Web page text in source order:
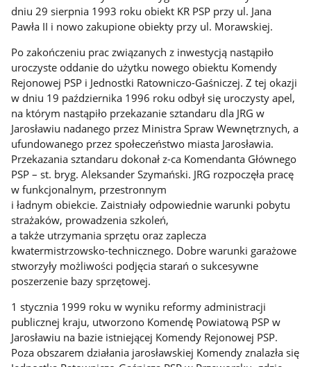
dniu 29 sierpnia 1993 roku obiekt KR PSP przy ul. Jana
Pawła II i nowo zakupione obiekty przy ul. Morawskiej.
Po zakończeniu prac związanych z inwestycją nastąpiło
uroczyste oddanie do użytku nowego obiektu Komendy
Rejonowej PSP i Jednostki Ratowniczo-Gaśniczej. Z tej okazji
w dniu 19 października 1996 roku odbył się uroczysty apel,
na którym nastąpiło przekazanie sztandaru dla JRG w
Jarosławiu nadanego przez Ministra Spraw Wewnętrznych, a
ufundowanego przez społeczeństwo miasta Jarosławia.
Przekazania sztandaru dokonał z-ca Komendanta Głównego
PSP – st. bryg. Aleksander Szymański. JRG rozpoczęła pracę
w funkcjonalnym, przestronnym
i ładnym obiekcie. Zaistniały odpowiednie warunki pobytu
strażaków, prowadzenia szkoleń,
a także utrzymania sprzętu oraz zaplecza
kwatermistrzowsko-technicznego. Dobre warunki garażowe
stworzyły możliwości podjęcia starań o sukcesywne
poszerzenie bazy sprzętowej.
1 stycznia 1999 roku w wyniku reformy administracji
publicznej kraju, utworzono Komendę Powiatową PSP w
Jarosławiu na bazie istniejącej Komendy Rejonowej PSP.
Poza obszarem działania jarosławskiej Komendy znalazła się